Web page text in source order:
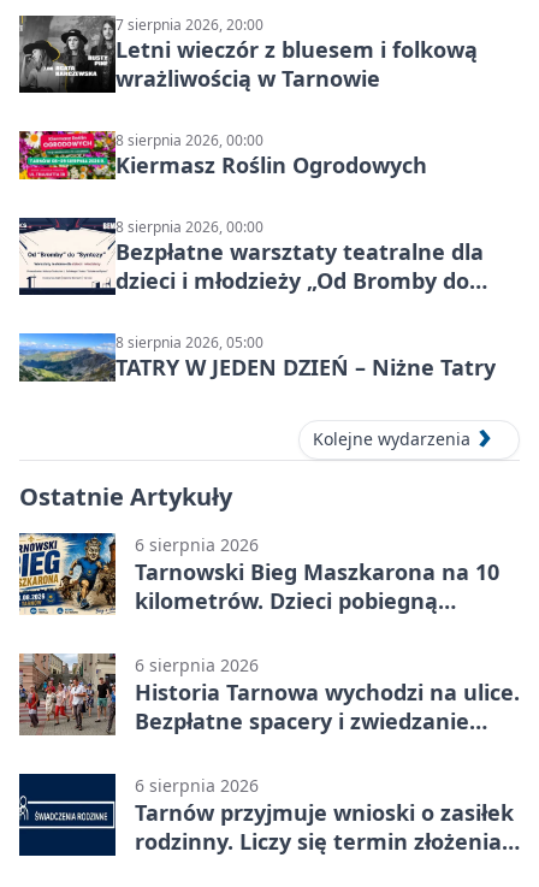
7 sierpnia 2026, 20:00
Letni wieczór z bluesem i folkową
wrażliwością w Tarnowie
8 sierpnia 2026, 00:00
Kiermasz Roślin Ogrodowych
8 sierpnia 2026, 00:00
Bezpłatne warsztaty teatralne dla
dzieci i młodzieży „Od Bromby do
8 sierpnia 2026, 05:00
TATRY W JEDEN DZIEŃ – Niżne Tatry
Kolejne wydarzenia
Ostatnie Artykuły
6 sierpnia 2026
Tarnowski Bieg Maszkarona na 10
kilometrów. Dzieci pobiegną
6 sierpnia 2026
Historia Tarnowa wychodzi na ulice.
Bezpłatne spacery i zwiedzanie
6 sierpnia 2026
Tarnów przyjmuje wnioski o zasiłek
rodzinny. Liczy się termin złożenia